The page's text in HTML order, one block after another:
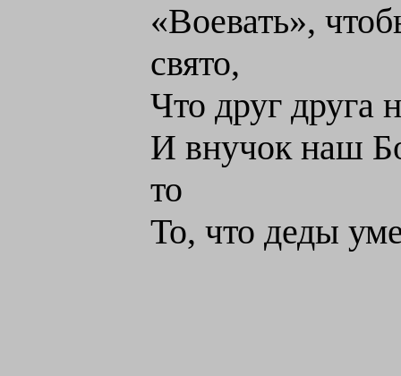
«Воевать»,
свято,
Что друг друга
И внучок наш
то
То, что деды